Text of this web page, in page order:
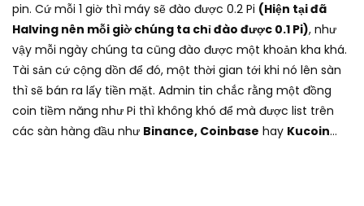
pin. Cứ mỗi 1 giờ thì máy sẽ đào được 0.2 Pi (Hiện tại đã
Halving nên mỗi giờ chúng ta chỉ đào được 0.1 Pi), như
vậy mỗi ngày chúng ta cũng đào được một khoản kha khá.
Tài sản cứ cộng dồn để đó, một thời gian tới khi nó lên sàn
thì sẽ bán ra lấy tiền mặt. Admin tin chắc rằng một đồng
coin tiềm năng như Pi thì không khó để mà được list trên
các sàn hàng đầu như Binance, Coinbase hay Kucoin…